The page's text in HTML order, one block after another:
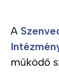
A
működő